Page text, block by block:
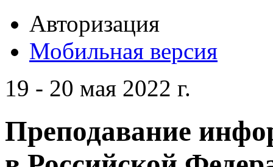
Авторизация
Мобильная версия
19 - 20 мая 2022 г.
Преподавание